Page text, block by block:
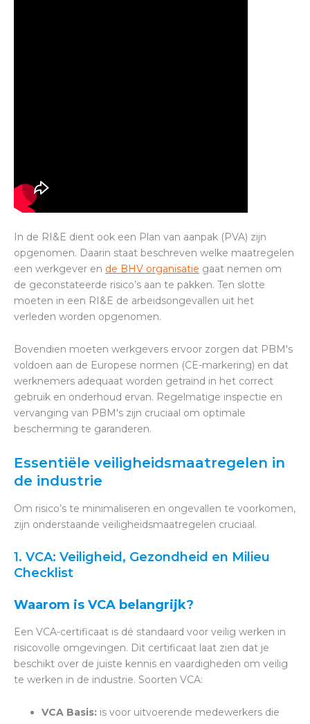
In de RI&E dient ook een Plan van aanpak (PVA) zijn
opgenomen. Daarin staat beschreven welke maatregelen
een werkgever en de BHV organisatie gaat nemen om
de geconstateerde risico’s aan te pakken. Ten slotte
moeten in een RI&E de arbeidsongevallen uit het
verleden worden opgenomen.
Bovendien moeten werkgevers ervoor zorgen dat PBM's
voldoen aan de Europese normen (CE-markering) en dat
werknemers adequaat worden getraind in het correct
gebruik en onderhoud ervan. Regelmatige inspectie en
vervanging van PBM's zijn cruciaal om optimale
bescherming te garanderen.
Essentiële veiligheidsmaatregelen in
de industrie
Om risico’s te minimaliseren en ongevallen te voorkomen,
zijn onderstaande veiligheidsmaatregelen cruciaal.
1. VCA: Veiligheid, Gezondheid en Milieu
Checklist
Waarom is VCA belangrijk?
Een VCA-certificaat is dé standaard voor veilig werken in
risicovolle omgevingen. Dit certificaat laat zien dat je
beschikt over de juiste kennis en vaardigheden om veilig
te werken in de industrie. Soorten VCA:
VCA Basis: is voor uitvoerende medewerkers die